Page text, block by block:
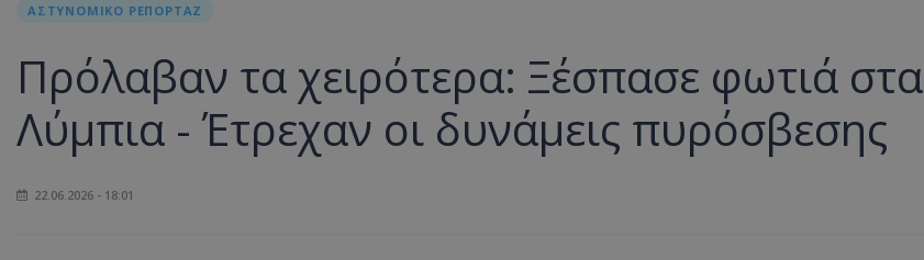
ΑΣΤΥΝΟΜΙΚΟ ΡΕΠΟΡΤΑΖ
Πρόλαβαν τα χειρότερα: Ξέσπασε φωτιά στα
Λύμπια - Έτρεχαν οι δυνάμεις πυρόσβεσης
22.06.2026 - 18:01